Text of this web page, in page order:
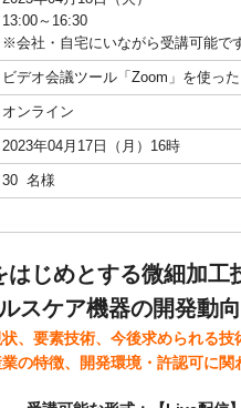
13:00～16:30
※会社・自宅にいながら受講可能で
ビデオ会議ツール「Zoom」を使っ
オンライン
2023年04月17日（月）16時
30 名様
はじめとする微細加工
スケア機器の開発動
、要素技術、今後求められる技
の特徴、開発環境・許認可に関